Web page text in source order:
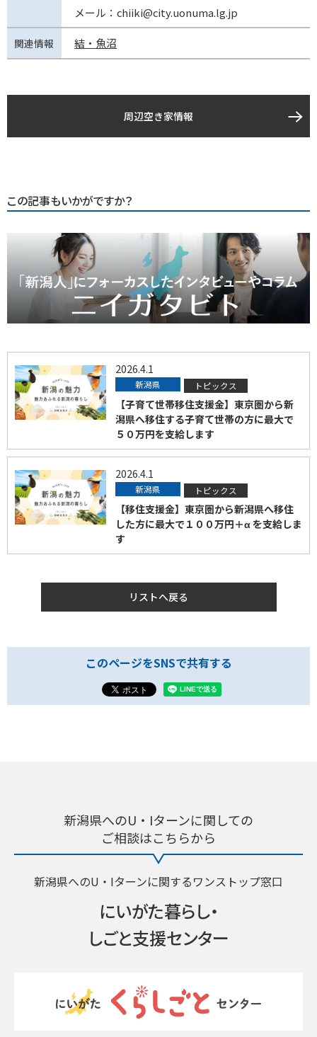
メール：chiiki@city.uonuma.lg.jp
関連情報 結・魚沼
周辺空き家情報
この記事もいかがですか？
2026.4.1
新潟県 トピックス
【子育て世帯移住支援金】東京圏から新
潟県へ移住する子育て世帯の方に最大で
５０万円を支給します
2026.4.1
新潟県 トピックス
【移住支援金】東京圏から新潟県へ移住
した方に最大で１００万円＋α を支給しま
す
リストへ戻る
このページをSNSで共有する
新潟県へのU・Iターンに関しての
ご相談はこちらから
新潟県へのU・Iターンに関するワンストップ窓口
にいがた暮らし・
しごと支援センター